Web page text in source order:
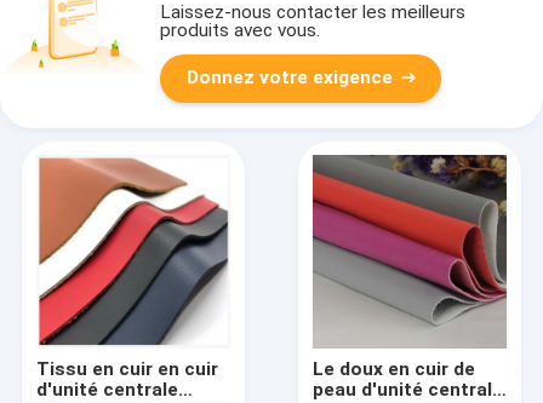
Laissez-nous contacter les meilleurs
produits avec vous.
Donnez votre exigence
Tissu en cuir en cuir
d'unité centrale
Le doux en cuir de
peau d'unité centrale